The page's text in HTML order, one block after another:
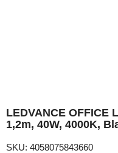
LEDVANCE OFFICE
1,2m, 40W, 4000K,
SKU: 4058075843660